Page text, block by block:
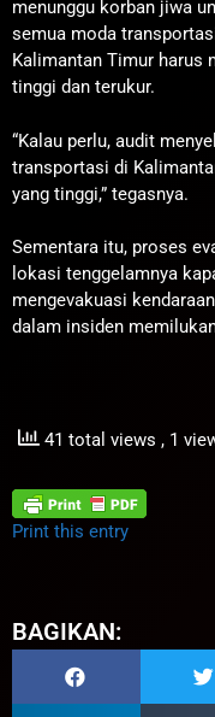
menunggu korban jiwa
semua moda
Kalimantan Timur harus
tinggi dan terukur.
“Kalau perlu, audit
transportasi di
yang tinggi,” tegasnya.
Sementara itu, proses
lokasi tenggelamnya
mengevakuasi
dalam insiden
41 total views , 1
Print this entry
BAGIKAN: